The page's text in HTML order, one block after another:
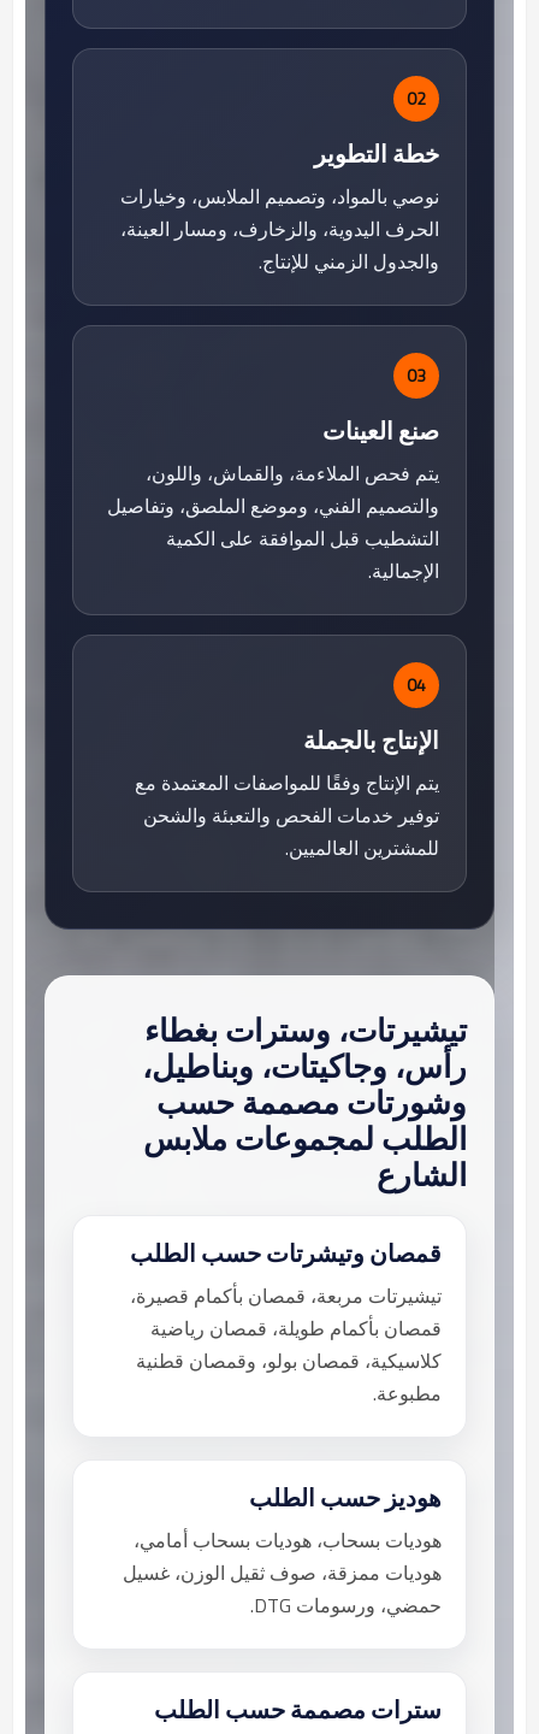
02
خطة التطوير
نوصي بالمواد، وتصميم الملابس، وخيارات
الحرف اليدوية، والزخارف، ومسار العينة،
والجدول الزمني للإنتاج.
03
صنع العينات
يتم فحص الملاءمة، والقماش، واللون،
والتصميم الفني، وموضع الملصق، وتفاصيل
التشطيب قبل الموافقة على الكمية
الإجمالية.
04
الإنتاج بالجملة
يتم الإنتاج وفقًا للمواصفات المعتمدة مع
توفير خدمات الفحص والتعبئة والشحن
للمشترين العالميين.
تيشيرتات، وسترات بغطاء
رأس، وجاكيتات، وبناطيل،
وشورتات مصممة حسب
الطلب لمجموعات ملابس
الشارع
قمصان وتيشرتات حسب الطلب
تيشيرتات مربعة، قمصان بأكمام قصيرة،
قمصان بأكمام طويلة، قمصان رياضية
كلاسيكية، قمصان بولو، وقمصان قطنية
مطبوعة.
هوديز حسب الطلب
هوديات بسحاب، هوديات بسحاب أمامي،
هوديات ممزقة، صوف ثقيل الوزن، غسيل
حمضي، ورسومات DTG.
سترات مصممة حسب الطلب